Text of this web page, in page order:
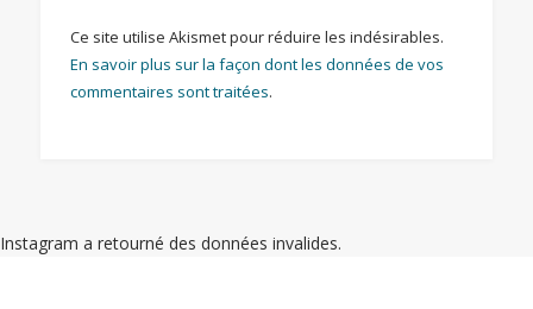
Ce site utilise Akismet pour réduire les indésirables.
En savoir plus sur la façon dont les données de vos
commentaires sont traitées.
Instagram a retourné des données invalides.